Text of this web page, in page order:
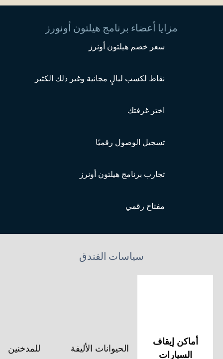
مزايا أعضاء برنامج هيلتون أونورز
سعر خصم هيلتون أونرز
نقاط لكسب ليالٍ مجانية وغير ذلك الكثير
اختر غرفتك
تسجيل الوصول رقميًا
تجارب برنامج هيلتون أونرز
مفتاح رقمي
سياسات الفندق
أماكن إيقاف
السيارات
الحيوانات الأليفة للمدخنين